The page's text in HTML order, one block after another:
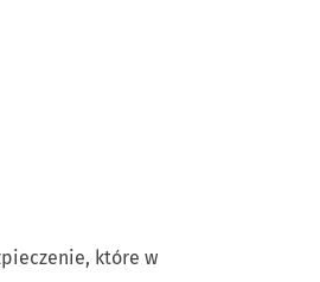
które w